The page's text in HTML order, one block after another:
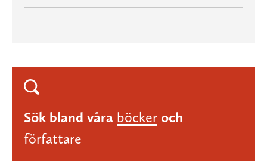
Sök bland våra böcker och
författare